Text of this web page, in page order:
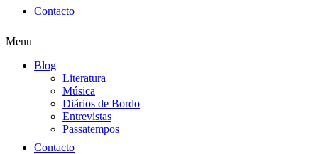
Contacto
Menu
Blog
Literatura
Música
Diários de Bordo
Entrevistas
Passatempos
Contacto